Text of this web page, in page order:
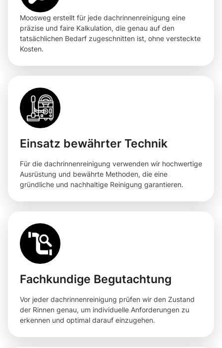
Moosweg erstellt für jede dachrinnenreinigung eine
präzise und faire Kalkulation, die genau auf den
tatsächlichen Bedarf zugeschnitten ist, ohne versteckte
Kosten.
Einsatz bewährter Technik
Für die dachrinnenreinigung verwenden wir hochwertige
Ausrüstung und bewährte Methoden, die eine
gründliche und nachhaltige Reinigung garantieren.
Fachkundige Begutachtung
Vor jeder dachrinnenreinigung prüfen wir den Zustand
der Rinnen genau, um individuelle Anforderungen zu
erkennen und optimal darauf einzugehen.